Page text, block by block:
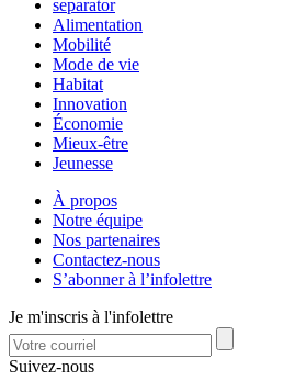
separator
Alimentation
Mobilité
Mode de vie
Habitat
Innovation
Économie
Mieux-être
Jeunesse
À propos
Notre équipe
Nos partenaires
Contactez-nous
S’abonner à l’infolettre
Je m'inscris à l'infolettre
Suivez-nous